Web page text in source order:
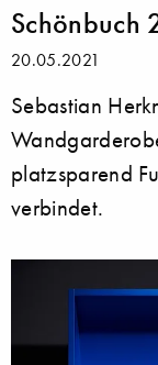
Schönbuch
20.05.2021
Sebastian
platzsparend
verbindet.